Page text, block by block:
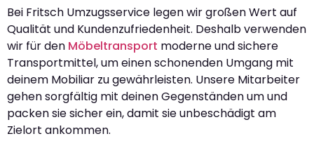
Bei Fritsch Umzugsservice legen wir großen Wert auf
Qualität und Kundenzufriedenheit. Deshalb verwenden
wir für den Möbeltransport moderne und sichere
Transportmittel, um einen schonenden Umgang mit
deinem Mobiliar zu gewährleisten. Unsere Mitarbeiter
gehen sorgfältig mit deinen Gegenständen um und
packen sie sicher ein, damit sie unbeschädigt am
Zielort ankommen.